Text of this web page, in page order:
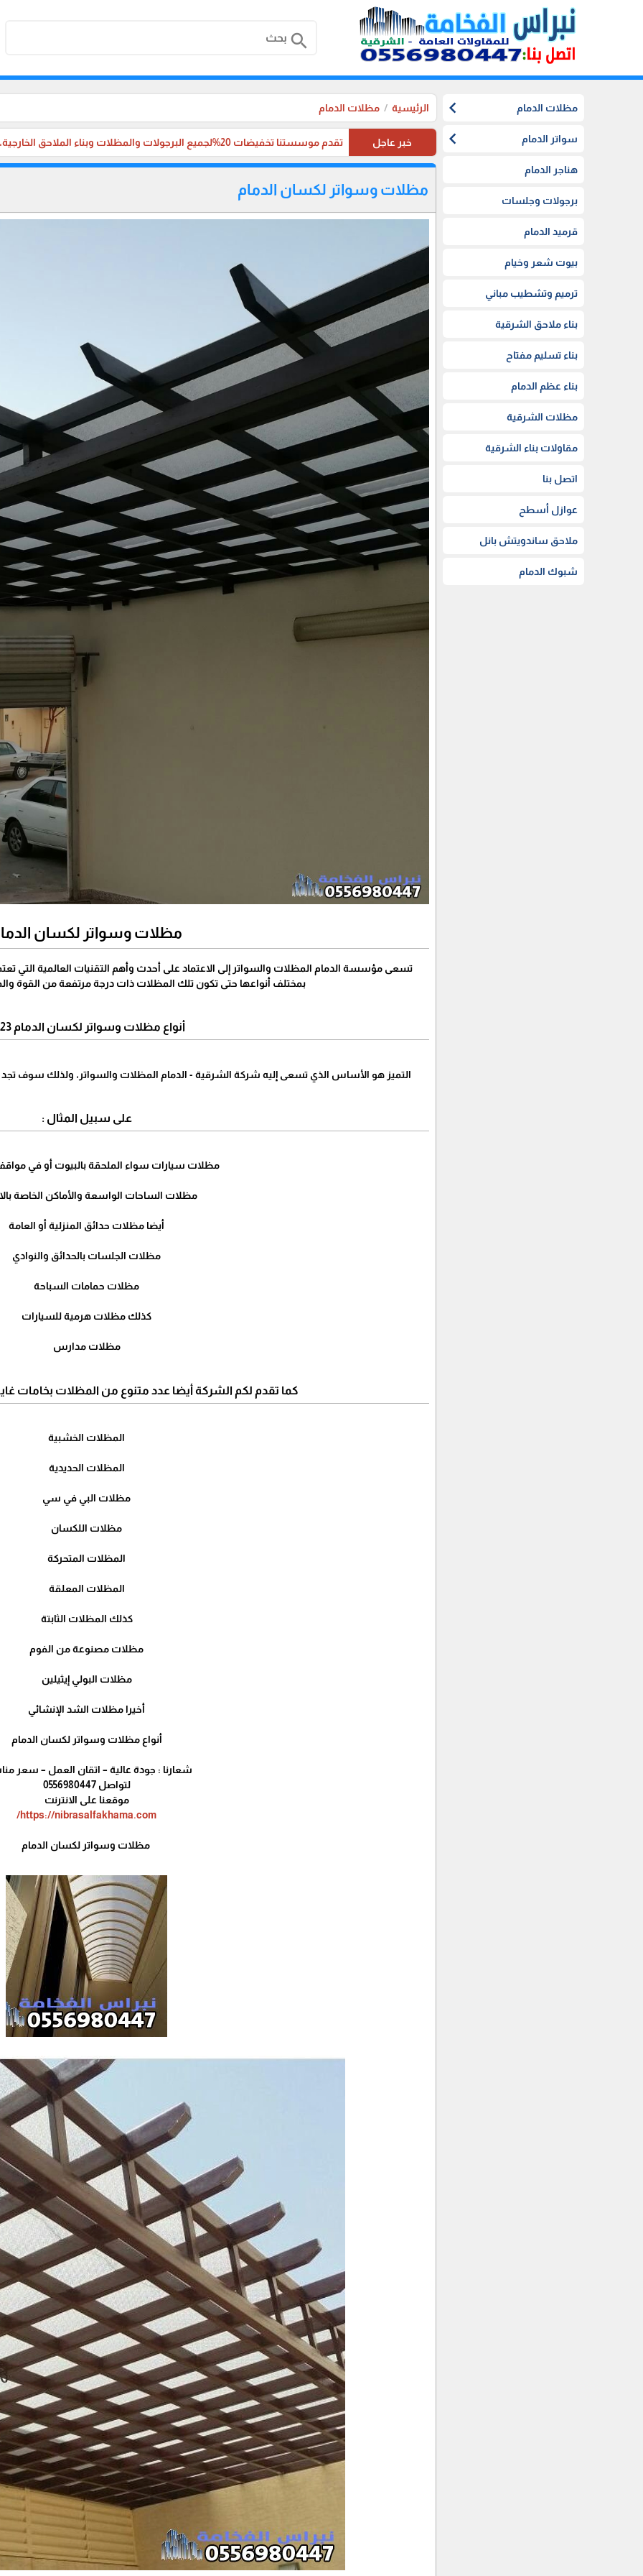
search
مظلات الدمام chevron_left
سواتر الدمام chevron_left
هناجر الدمام
برجولات وجلسات
قرميد الدمام
بيوت شعر وخيام
ترميم وتشطيب مباني
بناء ملاحق الشرقية
بناء تسليم مفتاح
بناء عظم الدمام
مظلات الشرقية
مقاولات بناء الشرقية
اتصل بنا
عوازل أسطح
ملاحق ساندويتش بانل
شبوك الدمام
الرئيسية مظلات الدمام
خبر عاجل تقدم موسستنا تخفيضات 20%لجميع البرجولات والمظلات وبناء الملاحق الخارجية، والترميم ،في جميع مناطق المملكة العربية السعودية.
مظلات وسواتر لكسان الدمام
مظلات وسواتر لكسان
تسعى مؤسسة الدمام المظلات والسواتر إلى الاعتماد على أحدث وأهم التقنيات العالمية التي
بمختلف أنواعها حتى تكون تلك المظلات ذات درجة مرتفعة من القوة
أنواع مظلات وسواتر لكسان الدمام 2023
التميز هو الأساس الذي تسعى إليه شركة الشرقية - الدمام المظلات والسواتر، ولذلك سوف تجد
على سبيل المثال :
مظلات سيارات سواء الملحقة بالبيوت أو في
مظلات الساحات الواسعة والأماكن الخاصة
أيضا مظلات حدائق المنزلية أو العامة
مظلات الجلسات بالحدائق والنوادي
مظلات حمامات السباحة
كذلك مظلات هرمية للسيارات
مظلات مدارس
كما تقدم لكم الشركة أيضا عدد متنوع من المظلات بخامات
المظلات الخشبية
المظلات الحديدية
مظلات البي في سي
مظلات اللكسان
المظلات المتحركة
المظلات المعلقة
كذلك المظلات الثابتة
مظلات مصنوعة من الفوم
مظلات البولي إيثيلين
أخيرا مظلات الشد الإنشائي
أنواع مظلات وسواتر لكسان الدمام
شعارنا : جودة عالية – اتقان العمل – سعر
لتواصل 0556980447
موقعنا على الانترنت
https://nibrasalfakhama.com/
مظلات وسواتر لكسان الدمام